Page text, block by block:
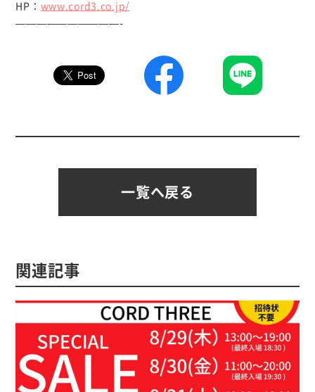
HP： www.cord3.co.jp/
——————————-
一覧へ戻る
関連記事